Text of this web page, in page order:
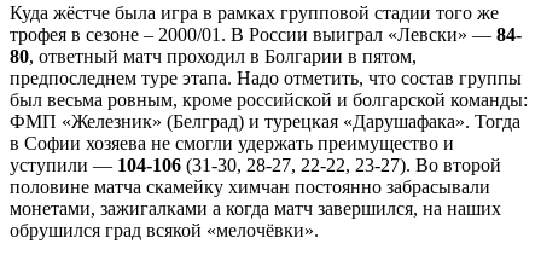
Куда жёстче была игра в рамках групповой стадии того же
трофея в сезоне – 2000/01. В России выиграл «Левски» — 84-
80, ответный матч проходил в Болгарии в пятом,
предпоследнем туре этапа. Надо отметить, что состав группы
был весьма ровным, кроме российской и болгарской команды:
ФМП «Железник» (Белград) и турецкая «Дарушафака». Тогда
в Софии хозяева не смогли удержать преимущество и
уступили — 104-106 (31-30, 28-27, 22-22, 23-27). Во второй
половине матча скамейку химчан постоянно забрасывали
монетами, зажигалками а когда матч завершился, на наших
обрушился град всякой «мелочёвки».